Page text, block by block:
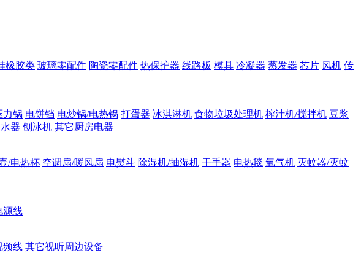
橡胶类 玻璃零配件 陶瓷零配件 热保护器 线路板 模具 冷凝器 蒸发器 芯片 风机 传
力锅 电饼铛 电炒锅/电热锅 打蛋器 冰淇淋机 食物垃圾处理机 榨汁机/搅拌机 豆浆
器 刨冰机 其它厨房电器
/电热杯 空调扇/暖风扇 电熨斗 除湿机/抽湿机 干手器 电热毯 氧气机 灭蚊器/灭蚊
源线
频线 其它视听周边设备